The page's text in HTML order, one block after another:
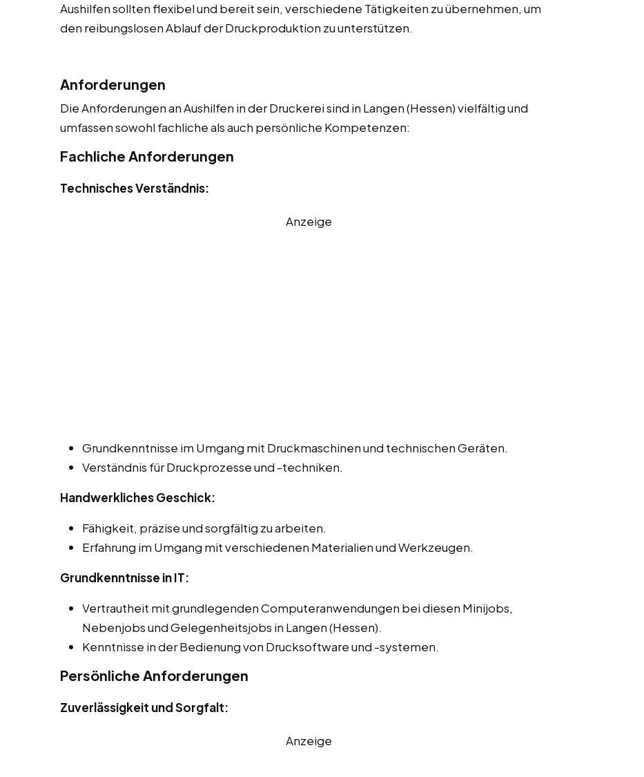
Aushilfen sollten flexibel und bereit sein, verschiedene Tätigkeiten zu übernehmen, um
den reibungslosen Ablauf der Druckproduktion zu unterstützen.
Anforderungen
Die Anforderungen an Aushilfen in der Druckerei sind in Langen (Hessen) vielfältig und
umfassen sowohl fachliche als auch persönliche Kompetenzen:
Fachliche Anforderungen
Technisches Verständnis:
Anzeige
Grundkenntnisse im Umgang mit Druckmaschinen und technischen Geräten.
Verständnis für Druckprozesse und -techniken.
Handwerkliches Geschick:
Fähigkeit, präzise und sorgfältig zu arbeiten.
Erfahrung im Umgang mit verschiedenen Materialien und Werkzeugen.
Grundkenntnisse in IT:
Vertrautheit mit grundlegenden Computeranwendungen bei diesen Minijobs,
Nebenjobs und Gelegenheitsjobs in Langen (Hessen).
Kenntnisse in der Bedienung von Drucksoftware und -systemen.
Persönliche Anforderungen
Zuverlässigkeit und Sorgfalt:
Anzeige